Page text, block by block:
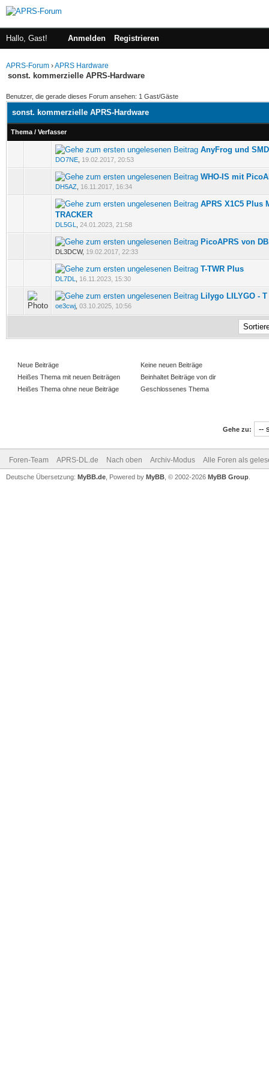
Hallo, Gast! Anmelden Registrieren
APRS-Forum ›APRS Hardware
sonst. kommerzielle APRS-Hardware
Benutzer, die gerade dieses Forum ansehen: 1 Gast/Gäste
sonst. kommerzielle APRS-Hardware
Thema / Verfasser
AnyFrog und SMD
DO7NE 19.02.2017, 20:53
0 Bewertung(en) - 0 von 5 durchschnittlich
WHO-IS mit
DH5AZ 16.11.2017, 16:34
0 Bewertung(en) - 0 von 5 durchschnittlich
APRS X1C5 Plus
TRACKER
DL5GL 24.01.2023, 21:58
0 Bewertung(en) - 0 von 5 durchschnittlich
PicoAPRS von
DL3DCW, 19.02.2017, 22:33
0 Bewertung(en) - 0 von 5 durchschnittlich
T-TWR Plus
DL7DL 16.11.2023, 15:30
1 Bewertung(en) - 5 von 5 durchschnittlich
Lilygo LILYGO -
oe3cwj 03.10.2025, 10:56
0 Bewertung(en) - 0 von 5 durchschnittlich
Neue Beiträge
Heißes Thema mit neuen Beiträgen
Heißes Thema ohne neue Beiträge
Keine neuen Beiträge
Beinhaltet Beiträge von dir
Geschlossenes Thema
Gehe zu:
Foren-Team APRS-DL.de Nach oben Archiv-Modus Alle Foren als
Deutsche Übersetzung: MyBB.de , Powered by MyBB , © 2002-2026 MyBB Group